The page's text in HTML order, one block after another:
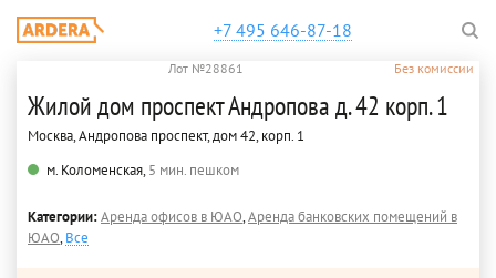
+7 495 646-87-18
Лот №28861 Без комиссии
Жилой дом проспект Андропова д. 42 корп. 1
Москва, Андропова проспект, дом 42, корп. 1
м. Коломенская,5 мин. пешком
Категории:Аренда офисов в ЮАО,Аренда банковских помещений в
ЮАО,Все